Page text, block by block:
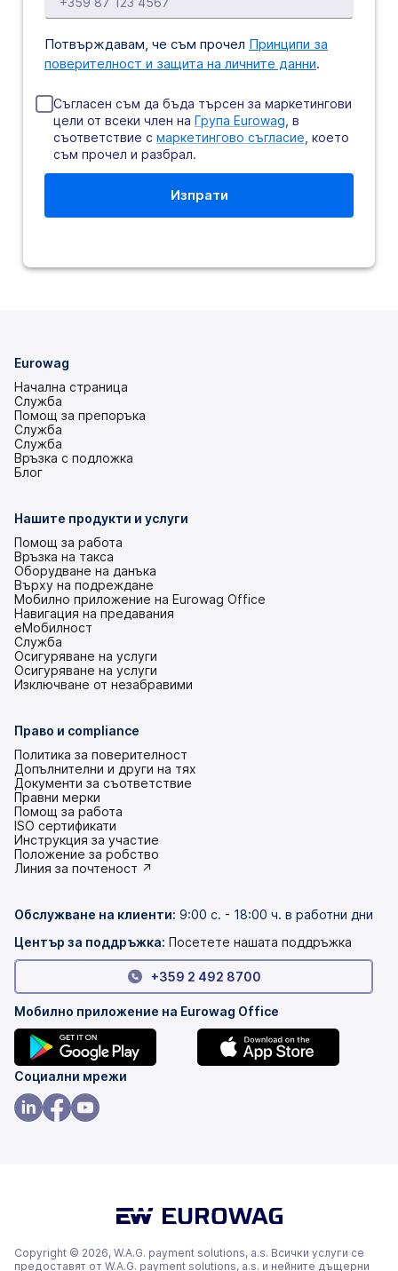
Потвърждавам, че съм прочел Принципи за
поверителност и защита на личните данни.
Съгласен съм да бъда търсен за маркетингови
цели от всеки член на Група Eurowag , в
съответствие с маркетингово съгласие , което
съм прочел и разбрал.
Eurowag
Начална страница
Служба
Помощ за препоръка
Служба
Служба
Връзка с подложка
(това
нов
Блог
Нашите продукти и услуги
Помощ за работа
Връзка на такса
Оборудване на данъка
Върху на подреждане
Мобилно приложение на Eurowag Office
Навигация на предавания
еМобилност
Служба
Осигуряване на услуги
Осигуряване на услуги
Изключване от незабравими
Право и compliance
Политика за поверителност
Допълнителни и други на тях
Документи за съответствие
Правни мерки
Помощ за работа
ISO сертификати
Инструкция за участие
(това
е
раздел)
Положение за робство
(това
нов
раздел)
Линия за почтеност ↗
Обслужване на клиенти: 9:00 с. - 18:00 ч. в работни дни
Център за поддръжка: Посетете нашата поддръжка
+359 2 492 8700
Мобилно приложение на Eurowag Office
(това
е
в
Социални мрежи
раздел)
Copyright © 2026, W.A.G. payment solutions, a.s. Всички услуги се
предоставят от W.A.G. payment solutions, a.s. и нейните дъщерни